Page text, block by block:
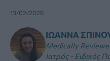
13/02/2026
ΙΩΆΝΝΑ
Medically
Ιατρός - Ειδικός